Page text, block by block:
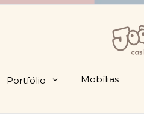
Portfólio Mobílias